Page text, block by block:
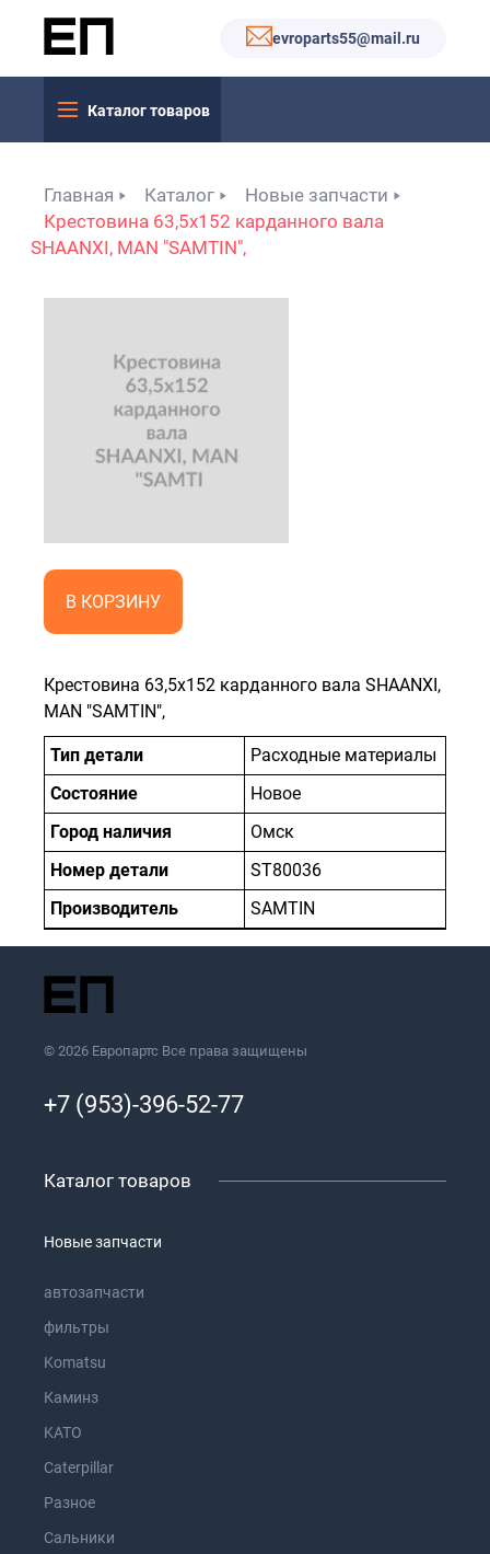
evroparts55@mail.ru
Каталог товаров
Главная Каталог
Новые запчасти
Крестовина 63,5х152 карданного вала
SHAANXI, MAN "SAMTIN",
В КОРЗИНУ
Крестовина 63,5х152 карданного вала SHAANXI,
MAN "SAMTIN",
Тип детали
Расходные материалы
Состояние
Новое
Город наличия
Омск
Номер детали
ST80036
Производитель
SAMTIN
© 2026 Европартс Все права защищены
+7 (953)-396-52-77
Каталог товаров
Новые запчасти
автозапчасти
фильтры
Komatsu
Каминз
KATO
Caterpillar
Разное
Сальники